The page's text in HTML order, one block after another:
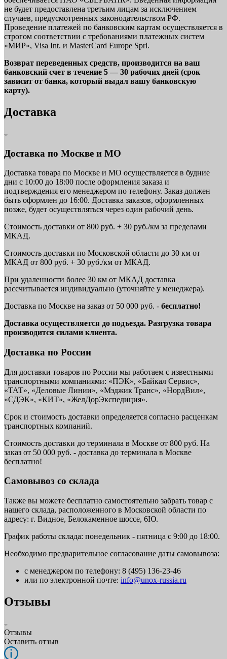
не будет предоставлена третьим лицам за исключением
случаев, предусмотренных законодательством РФ.
Проведение платежей по банковским картам осуществляется в
строгом соответствии с требованиями платежных систем
«МИР», Visa Int. и MasterCard Europe Sprl.
Возврат переведенных средств, производится на ваш
банковский счет в течение 5 — 30 рабочих дней (срок
зависит от банка, который выдал вашу банковскую
карту).
Доставка
Доставка по Москве и МО
Доставка товара по Москве и МО осуществляется в будние
дни с 10:00 до 18:00 после оформления заказа и
подтверждения его менеджером по телефону. Заказ должен
быть оформлен до 16:00. Доставка заказов, оформленных
позже, будет осуществляться через один рабочий день.
Стоимость доставки от 800 руб. + 30 руб./км за пределами
МКАД.
Стоимость доставки по Московской области до 30 км от
МКАД от 800 руб. + 30 руб./км от МКАД.
При удаленности более 30 км от МКАД доставка
рассчитывается индивидуально (уточняйте у менеджера).
Доставка по Москве на заказ от 50 000 руб. - бесплатно!
Доставка осуществляется до подъезда. Разгрузка товара
производится силами клиента.
Доставка по России
Для доставки товаров по России мы работаем с известными
транспортными компаниями: «ПЭК», «Байкал Сервис»,
«ТАТ», «Деловые Линии», «Мэджик Транс», «НордВил»,
«СДЭК», «КИТ», «ЖелДорЭкспедиция».
Срок и стоимость доставки определяется согласно расценкам
транспортных компаний.
Стоимость доставки до терминала в Москве от 800 руб. На
заказ от 50 000 руб. - доставка до терминала в Москве
бесплатно!
Самовывоз со склада
Также вы можете бесплатно самостоятельно забрать товар с
нашего склада, расположенного в Московской области по
адресу: г. Видное, Белокаменное шоссе, 6Ю.
График работы склада: понедельник - пятница с 9:00 до 18:00.
Необходимо предварительное согласование даты самовывоза:
с менеджером по телефону: 8 (495) 136-23-46
или по электронной почте: info@unox-russia.ru
Отзывы
Отзывы
Оставить отзыв